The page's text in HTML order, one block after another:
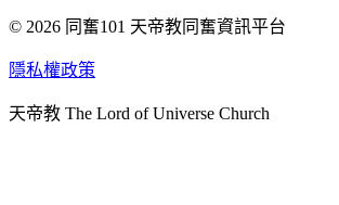
天人研究總院
天人研究學院
天人炁功院
© 2026 同奮101 天帝教同奮資訊平台
隱私權政策
天帝教 The Lord of Universe Church